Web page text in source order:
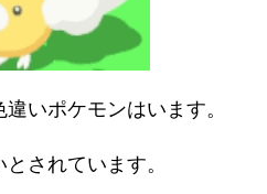
いポケモンはいます。
されています。